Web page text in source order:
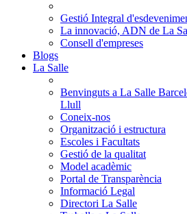
Gestió Integral
La innovació, ADN de La
Consell d'empreses
Blogs
La Salle
Benvinguts a La Salle
Llull
Coneix-nos
Organització i estructura
Escoles i Facultats
Gestió de la qualitat
Model acadèmic
Portal de Transparència
Informació Legal
Directori La Salle